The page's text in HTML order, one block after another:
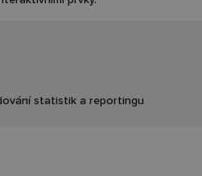
statistik a reportingu